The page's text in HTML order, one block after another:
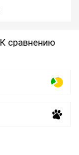
К сравнению